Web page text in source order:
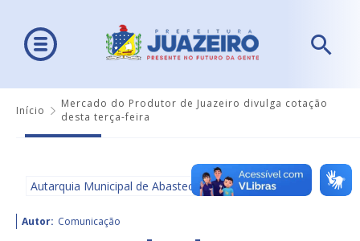
Início
Mercado do Produtor de Juazeiro divulga cotação
desta terça-feira
Autarquia Municipal de Abastecimento - AMA
Autor: Comunicação